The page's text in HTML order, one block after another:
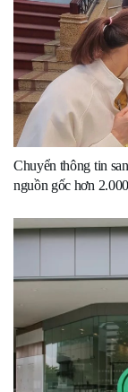
Chuyển thông tin
nguồn gốc hơn